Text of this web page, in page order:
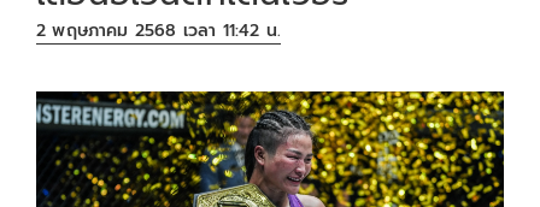
2 พฤษภาคม 2568 เวลา 11:42 น.